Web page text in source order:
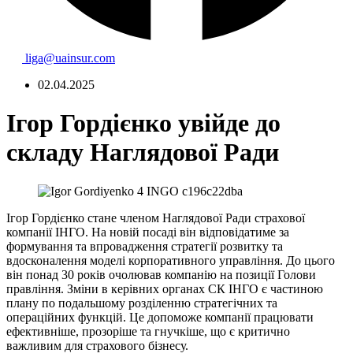
liga@uainsur.com
02.04.2025
Ігор Гордієнко увійде до
складу Наглядової Ради
Ігор Гордієнко стане членом Наглядової Ради страхової
компанії ІНГО. На новій посаді він відповідатиме за
формування та впровадження стратегії розвитку та
вдосконалення моделі корпоративного управління. До цього
він понад 30 років очолював компанію на позиції Голови
правління. Зміни в керівних органах СК ІНГО є частиною
плану по подальшому розділенню стратегічних та
операційних функцій. Це допоможе компанії працювати
ефективніше, прозоріше та гнучкіше, що є критично
важливим для страхового бізнесу.